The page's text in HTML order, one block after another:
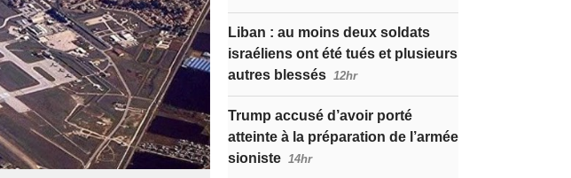
Liban : au moins deux soldats
israéliens ont été tués et plusieurs
autres blessés 12hr
Trump accusé d’avoir porté
atteinte à la préparation de l’armée
sioniste 14hr